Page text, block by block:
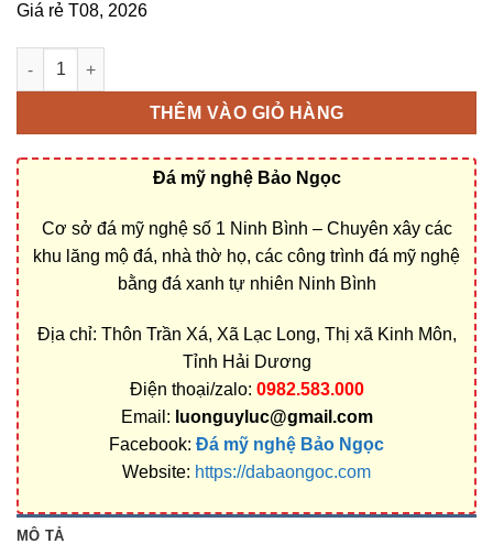
Giá rẻ T08, 2026
Bán và xây dựng, làm Mộ đá công giáo ở Hải Dương rẻ đẹp
THÊM VÀO GIỎ HÀNG
Đá mỹ nghệ Bảo Ngọc
Cơ sở đá mỹ nghệ số 1 Ninh Bình – Chuyên xây các
khu lăng mộ đá, nhà thờ họ, các công trình đá mỹ nghệ
bằng đá xanh tự nhiên Ninh Bình
Địa chỉ: Thôn Trần Xá, Xã Lạc Long, Thị xã Kinh Môn,
Tỉnh Hải Dương
Điện thoại/zalo: 0982.583.000
Email: luonguyluc@gmail.com
Facebook: Đá mỹ nghệ Bảo Ngọc
Website: https://dabaongoc.com
MÔ TẢ